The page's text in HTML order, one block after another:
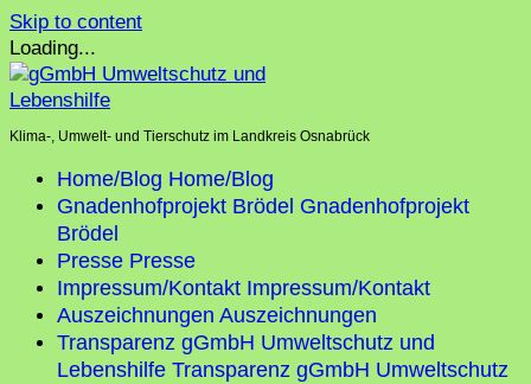
Skip to content
Loading...
Klima-, Umwelt- und Tierschutz im Landkreis Osnabrück
Home/Blog Home/Blog
Gnadenhofprojekt Brödel Gnadenhofprojekt
Brödel
Presse Presse
Impressum/Kontakt Impressum/Kontakt
Auszeichnungen Auszeichnungen
Transparenz gGmbH Umweltschutz und
Lebenshilfe Transparenz gGmbH Umweltschutz